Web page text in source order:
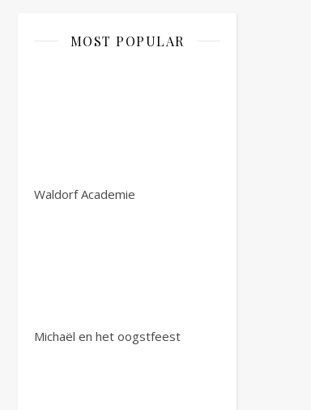
MOST POPULAR
Waldorf Academie
Michaël en het oogstfeest